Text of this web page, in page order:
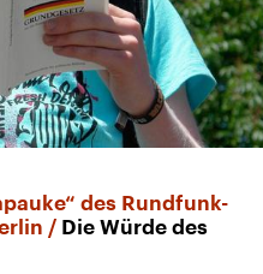
des Rundfunk-
Die Würde des